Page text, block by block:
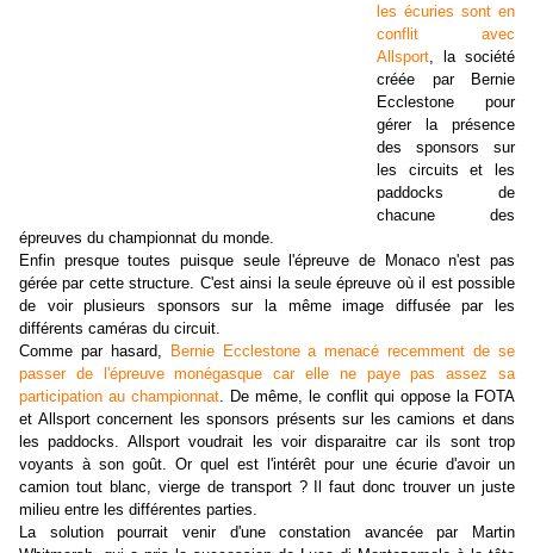
les écuries sont en
conflit avec
Allsport, la société
créée par Bernie
Ecclestone pour
gérer la présence
des sponsors sur
les circuits et les
paddocks de
chacune des
épreuves du championnat du monde.
Enfin presque toutes puisque seule l'épreuve de Monaco n'est pas
gérée par cette structure. C'est ainsi la seule épreuve où il est possible
de voir plusieurs sponsors sur la même image diffusée par les
différents caméras du circuit.
Comme par hasard,
Bernie Ecclestone a menacé recemment de se
passer de l'épreuve monégasque car elle ne paye pas assez sa
participation au championnat. De même, le conflit qui oppose la FOTA
et Allsport concernent les sponsors présents sur les camions et dans
les paddocks. Allsport voudrait les voir disparaitre car ils sont trop
voyants à son goût. Or quel est l'intérêt pour une écurie d'avoir un
camion tout blanc, vierge de transport ? Il faut donc trouver un juste
milieu entre les différentes parties.
La solution pourrait venir d'une constation avancée par Martin